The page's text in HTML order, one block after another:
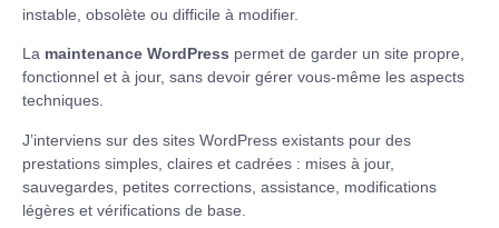
instable, obsolète ou difficile à modifier.
La maintenance WordPress permet de garder un site propre,
fonctionnel et à jour, sans devoir gérer vous-même les aspects
techniques.
J’interviens sur des sites WordPress existants pour des
prestations simples, claires et cadrées : mises à jour,
sauvegardes, petites corrections, assistance, modifications
légères et vérifications de base.